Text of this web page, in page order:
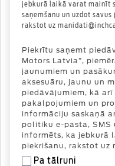
jebkurā laikā varat mainīt
saņemšanu un uzdot
rakstot uz
Piekrītu saņemt
Motors Latvia”,
jaunumiem un
aksesuāru, jaunu un
piedāvājumiem, kā arī
pakalpojumiem un
informāciju saskaņā
politiku e-pasta, SMS
informēts, ka jebkurā
piekrišanu, rakstot uz
Pa tālruni